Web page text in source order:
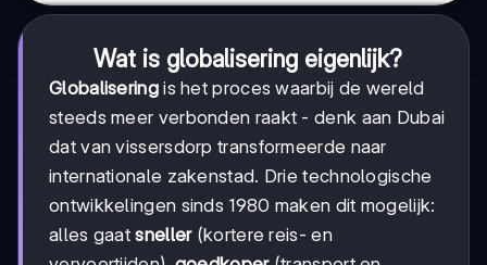
Wat is globalisering eigenlijk?
Globaliseringis het proces waarbij de wereld
steeds meer verbonden raakt - denk aan Dubai
dat van vissersdorp transformeerde naar
internationale zakenstad. Drie technologische
ontwikkelingen sinds 1980 maken dit mogelijk:
alles gaatsneller(kortere reis- en